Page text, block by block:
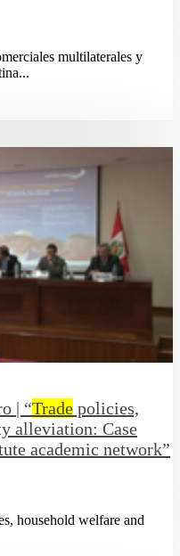
multilaterales y
| “Trade policies,
alleviation: Case
academic network”
household welfare and